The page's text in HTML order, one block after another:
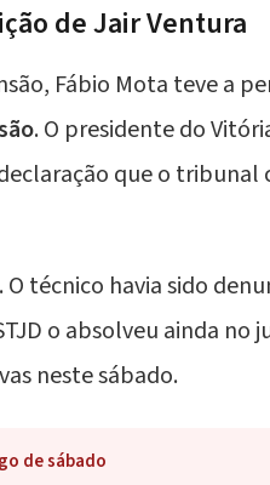
de Jair Ventura
Fábio Mota teve a
. O presidente do
que o
técnico havia sido
o absolveu ainda
neste sábado.
de sábado